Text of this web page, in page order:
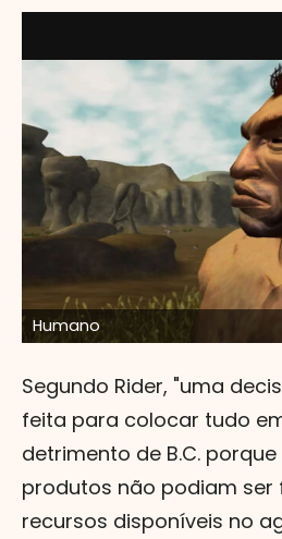
Humano
Segundo Rider, "uma
feita para colocar tudo
detrimento de B.C.
produtos não podiam ser
recursos disponíveis no